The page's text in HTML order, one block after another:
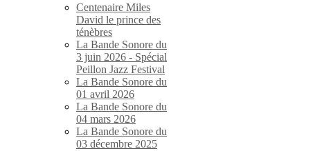
Centenaire Miles
David le prince des
ténèbres
La Bande Sonore du
3 juin 2026 - Spécial
Peillon Jazz Festival
La Bande Sonore du
01 avril 2026
La Bande Sonore du
04 mars 2026
La Bande Sonore du
03 décembre 2025